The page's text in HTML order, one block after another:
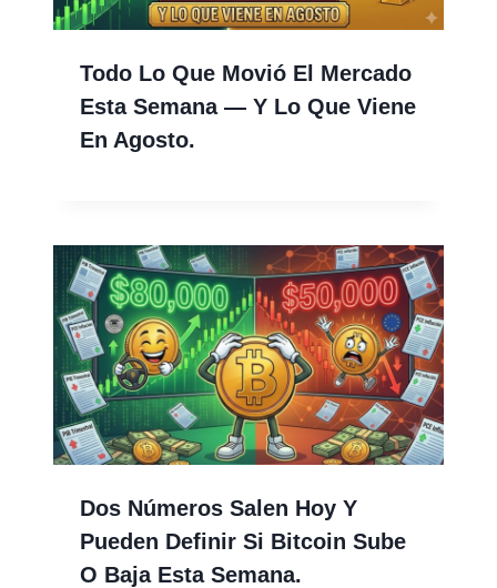
Todo Lo Que Movió El Mercado
Esta Semana — Y Lo Que Viene
En Agosto.
Dos Números Salen Hoy Y
Pueden Definir Si Bitcoin Sube
O Baja Esta Semana.